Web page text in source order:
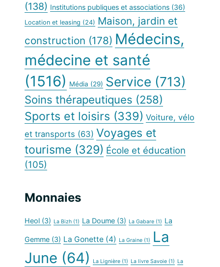
(138) Institutions publiques et associations (36)
Location et leasing (24) Maison, jardin et
construction (178) Médecins,
médecine et santé
(1516) Média (29) Service (713)
Soins thérapeutiques (258)
Sports et loisirs (339) Voiture, vélo
et transports (63) Voyages et
tourisme (329) École et éducation
(105)
Monnaies
Heol (3) La Bizh (1) La Doume (3) La Gabare (1) La
Gemme (3) La Gonette (4) La Graine (1)
La
June (64) La Lignière (1) La livre Savoie (1) La